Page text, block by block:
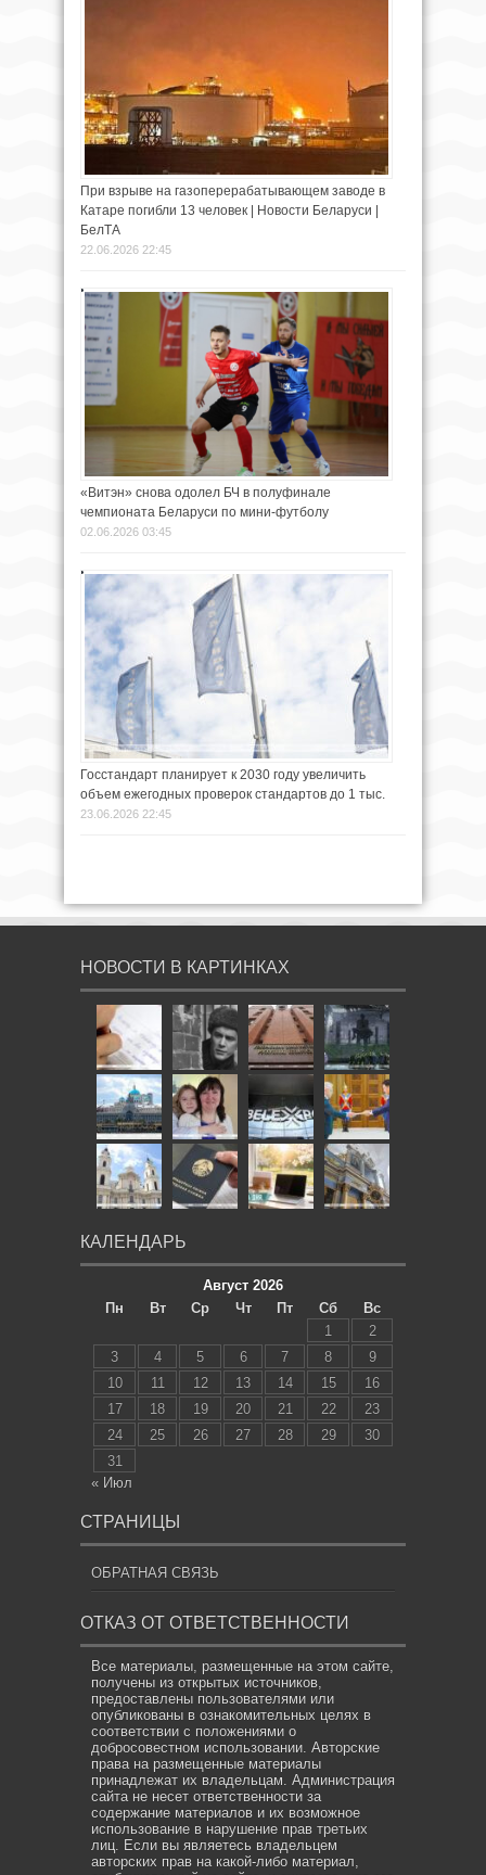
При взрыве на газоперерабатывающем заводе в
Катаре погибли 13 человек | Новости Беларуси |
БелТА
22.06.2026 22:45
«Витэн» снова одолел БЧ в полуфинале
чемпионата Беларуси по мини-футболу
02.06.2026 03:45
Госстандарт планирует к 2030 году увеличить
объем ежегодных проверок стандартов до 1 тыс.
23.06.2026 22:45
НОВОСТИ В КАРТИНКАХ
КАЛЕНДАРЬ
Август 2026
Пн
Вт Ср Чт Пт Сб
Вс
1
2
3
4 5 6 7 8
9
10
11 12 13 14 15
16
17
18 19 20 21 22
23
24
25 26 27 28 29
30
31
« Июл
СТРАНИЦЫ
ОБРАТНАЯ СВЯЗЬ
ОТКАЗ ОТ ОТВЕТСТВЕННОСТИ
Все материалы, размещенные на этом сайте,
получены из открытых источников,
предоставлены пользователями или
опубликованы в ознакомительных целях в
соответствии с положениями о
добросовестном использовании. Авторские
права на размещенные материалы
принадлежат их владельцам. Администрация
сайта не несет ответственности за
содержание материалов и их возможное
использование в нарушение прав третьих
лиц. Если вы являетесь владельцем
авторских прав на какой-либо материал,